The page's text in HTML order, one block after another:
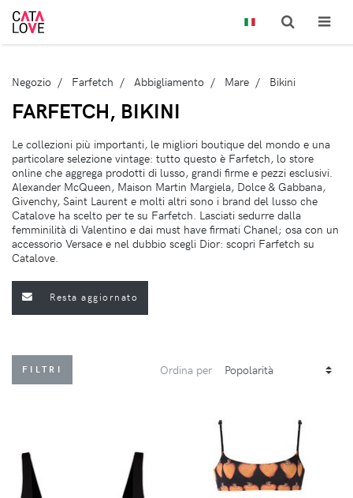
Negozio Farfetch Abbigliamento Mare Bikini
FARFETCH, BIKINI
Le collezioni più importanti, le migliori boutique del mondo e una
particolare selezione vintage: tutto questo è Farfetch, lo store
online che aggrega prodotti di lusso, grandi firme e pezzi esclusivi.
Alexander McQueen, Maison Martin Margiela, Dolce & Gabbana,
Givenchy, Saint Laurent e molti altri sono i brand del lusso che
Catalove ha scelto per te su Farfetch. Lasciati sedurre dalla
femminilità di Valentino e dai must have firmati Chanel; osa con un
accessorio Versace e nel dubbio scegli Dior: scopri Farfetch su
Catalove.
Resta aggiornato
FILTRI Ordina per